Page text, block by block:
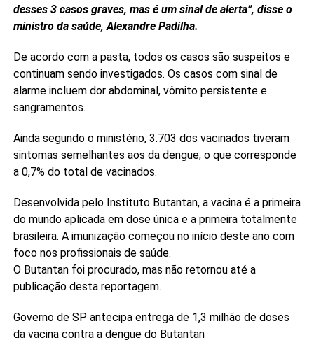
desses 3 casos graves, mas é um sinal de alerta”, disse o
ministro da saúde, Alexandre Padilha.
De acordo com a pasta, todos os casos são suspeitos e
continuam sendo investigados. Os casos com sinal de
alarme incluem dor abdominal, vômito persistente e
sangramentos.
Ainda segundo o ministério, 3.703 dos vacinados tiveram
sintomas semelhantes aos da dengue, o que corresponde
a 0,7% do total de vacinados.
Desenvolvida pelo Instituto Butantan, a vacina é a primeira
do mundo aplicada em dose única e a primeira totalmente
brasileira. A imunização começou no início deste ano com
foco nos profissionais de saúde.
O Butantan foi procurado, mas não retornou até a
publicação desta reportagem.
Governo de SP antecipa entrega de 1,3 milhão de doses
da vacina contra a dengue do Butantan